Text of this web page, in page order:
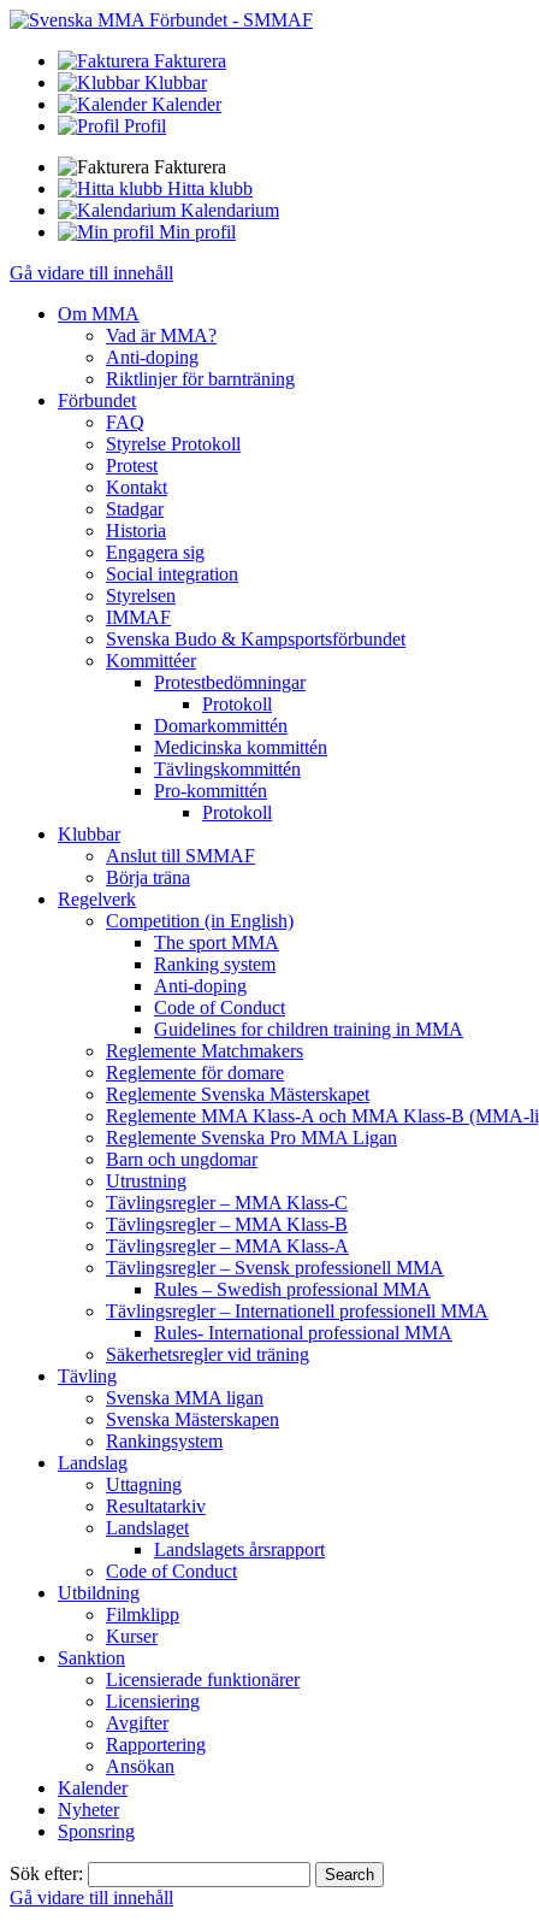
Fakturera
Klubbar
Kalender
Profil
Fakturera
Hitta klubb
Kalendarium
Min profil
Gå vidare till innehåll
Om MMA
Vad är MMA?
Anti-doping
Riktlinjer för barnträning
Förbundet
FAQ
Styrelse Protokoll
Protest
Kontakt
Stadgar
Historia
Engagera sig
Social integration
Styrelsen
IMMAF
Svenska Budo & Kampsportsförbundet
Kommittéer
Protestbedömningar
Protokoll
Domarkommittén
Medicinska kommittén
Tävlingskommittén
Pro-kommittén
Protokoll
Klubbar
Anslut till SMMAF
Börja träna
Regelverk
Competition (in English)
The sport MMA
Ranking system
Anti-doping
Code of Conduct
Guidelines for children training in MMA
Reglemente Matchmakers
Reglemente för domare
Reglemente Svenska Mästerskapet
Reglemente MMA Klass-A och MMA Klass-B (MMA-
Reglemente Svenska Pro MMA Ligan
Barn och ungdomar
Utrustning
Tävlingsregler – MMA Klass-C
Tävlingsregler – MMA Klass-B
Tävlingsregler – MMA Klass-A
Tävlingsregler – Svensk professionell MMA
Rules – Swedish professional MMA
Tävlingsregler – Internationell professionell MMA
Rules- International professional MMA
Säkerhetsregler vid träning
Tävling
Svenska MMA ligan
Svenska Mästerskapen
Rankingsystem
Landslag
Uttagning
Resultatarkiv
Landslaget
Landslagets årsrapport
Code of Conduct
Utbildning
Filmklipp
Kurser
Sanktion
Licensierade funktionärer
Licensiering
Avgifter
Rapportering
Ansökan
Kalender
Nyheter
Sponsring
Sök efter:
Gå vidare till innehåll